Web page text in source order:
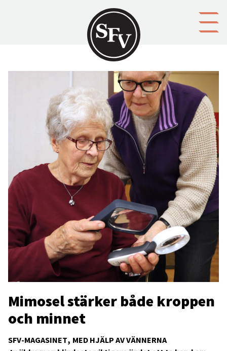
SFV-MAGASINET MED HJÄLP AV VÄNNERNA
Mimosel stärker både kroppen
och minnet